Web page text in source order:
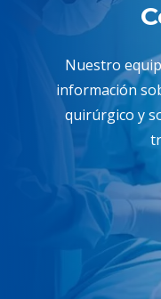
Nuestro
información
quirúrgico y